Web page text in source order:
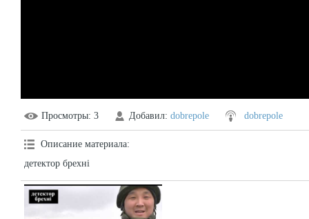
Просмотры: 3 Добавил: dobrepole dobrepole
Описание материала:
детектор брехні